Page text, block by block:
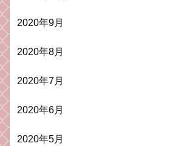
2020年9月
2020年8月
2020年7月
2020年6月
2020年5月